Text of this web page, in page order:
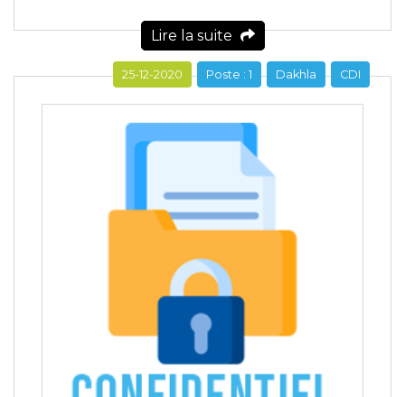
Lire la suite
CDI
Dakhla
Poste : 1
25-12-2020